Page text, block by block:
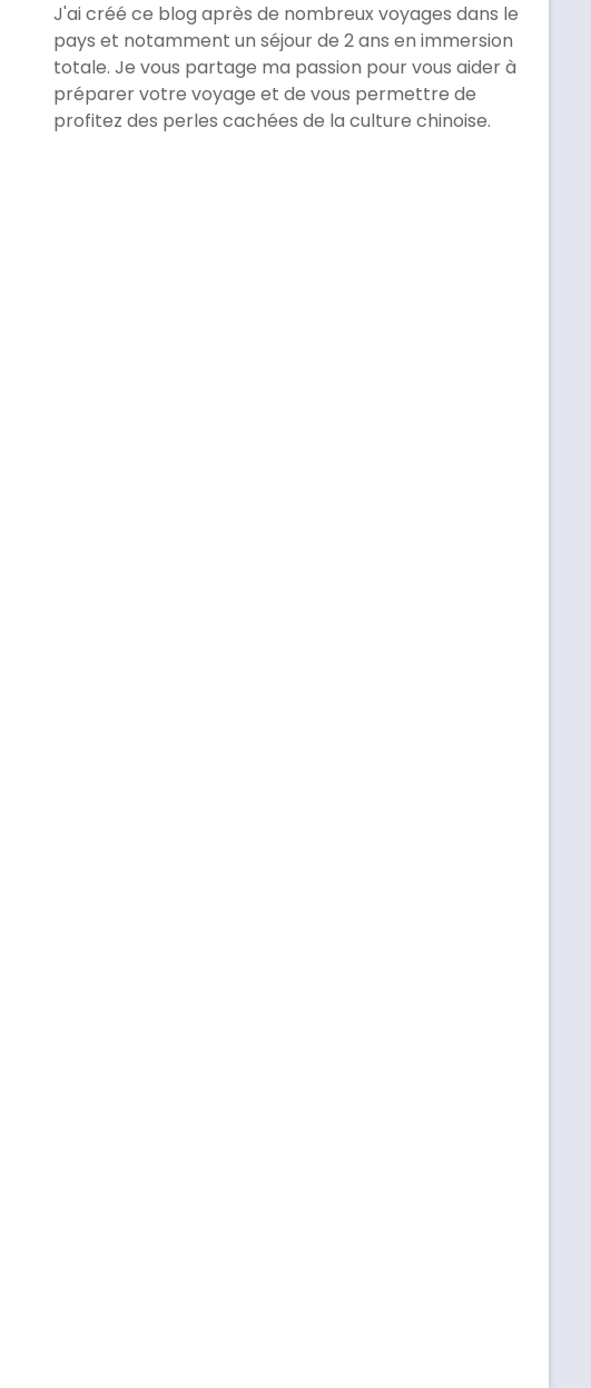
J'ai créé ce blog après de nombreux voyages dans le
pays et notamment un séjour de 2 ans en immersion
totale. Je vous partage ma passion pour vous aider à
préparer votre voyage et de vous permettre de
profitez des perles cachées de la culture chinoise.